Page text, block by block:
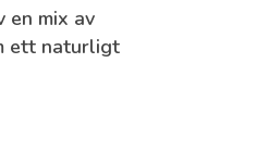
en mix av
ett naturligt